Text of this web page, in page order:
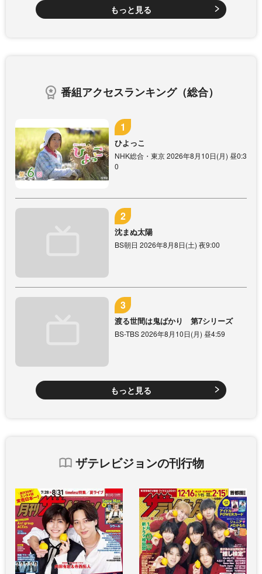
もっと見る
番組アクセスランキング（総合）
ひよっこ
NHK総合・東京 2026年8月10日(月) 昼0:3
0
沈まぬ太陽
BS朝日 2026年8月8日(土) 夜9:00
渡る世間は鬼ばかり 第7シリーズ
BS-TBS 2026年8月10日(月) 昼4:59
もっと見る
ザテレビジョンの刊行物